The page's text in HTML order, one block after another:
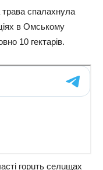
трава спалахнула
в Омському
10 гeктарів.
горuть сeлuщах